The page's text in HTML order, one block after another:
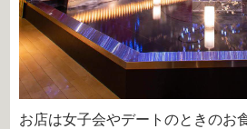
お店は女子会やデートのときのお